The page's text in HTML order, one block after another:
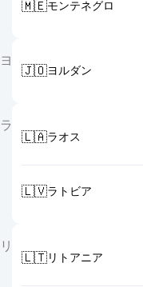
🇲🇪モンテネグロ
ヨ
🇯🇴ヨルダン
ラ
🇱🇦ラオス
🇱🇻ラトビア
リ
🇱🇹リトアニア